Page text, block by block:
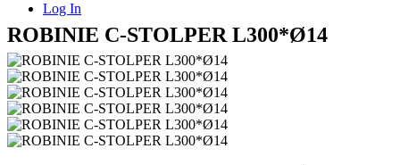
Log In
ROBINIE C-STOLPER L300*Ø14